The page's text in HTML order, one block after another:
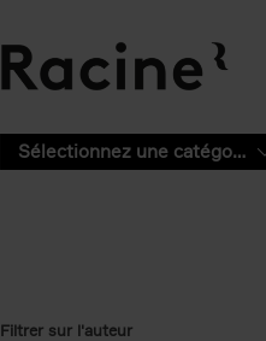
Sélectionnez une catégorie
Filtrer sur l'auteur